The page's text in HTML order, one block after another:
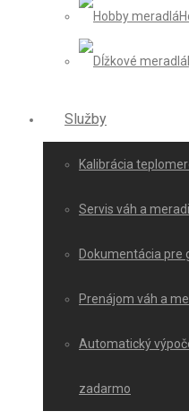
Služby
Kalibrácia
Servis váh a
Dokumentácia pre
Prenájom váh a
Automatický
zadarmo